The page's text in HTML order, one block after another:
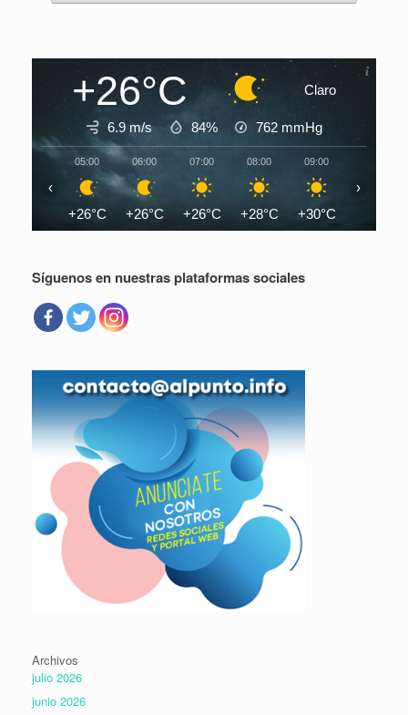
+26°C Claro
6.9 m/s 84% 762 mmHg
05:00
+26°C
06:00
+26°C
07:00
+26°C
08:00
+28°C
09:00
+30°C
‹ ›
Síguenos en nuestras plataformas sociales
Archivos
julio 2026
junio 2026